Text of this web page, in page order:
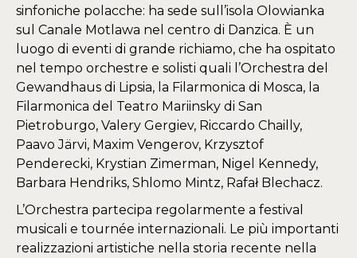
sinfoniche polacche: ha sede sull’isola Olowianka
sul Canale Motlawa nel centro di Danzica. È un
luogo di eventi di grande richiamo, che ha ospitato
nel tempo orchestre e solisti quali l’Orchestra del
Gewandhaus di Lipsia, la Filarmonica di Mosca, la
Filarmonica del Teatro Mariinsky di San
Pietroburgo, Valery Gergiev, Riccardo Chailly,
Paavo Järvi, Maxim Vengerov, Krzysztof
Penderecki, Krystian Zimerman, Nigel Kennedy,
Barbara Hendriks, Shlomo Mintz, Rafał Blechacz.
L’Orchestra partecipa regolarmente a festival
musicali e tournée internazionali. Le più importanti
realizzazioni artistiche nella storia recente nella